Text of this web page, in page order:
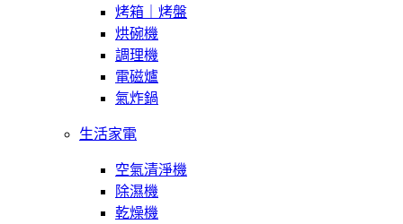
烤箱｜烤盤
烘碗機
調理機
電磁爐
氣炸鍋
生活家電
空氣清淨機
除濕機
乾燥機